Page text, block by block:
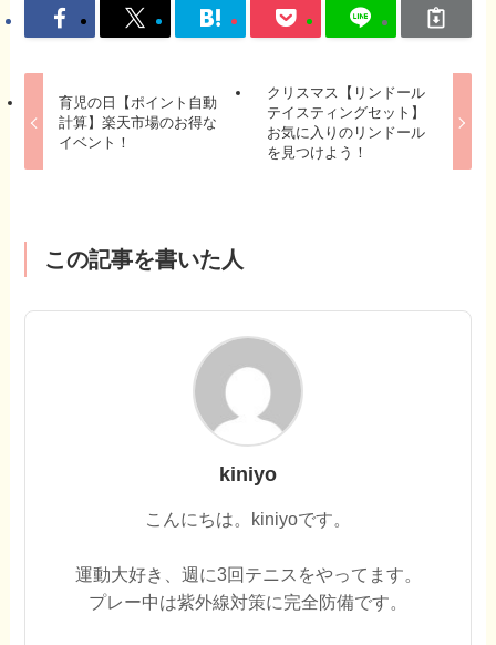
育児の日【ポイント自動
計算】楽天市場のお得な
イベント！
クリスマス【リンドール
テイスティングセット】
お気に入りのリンドール
を見つけよう！
この記事を書いた人
kiniyo
こんにちは。kiniyoです。
運動大好き、週に3回テニスをやってます。
プレー中は紫外線対策に完全防備です。